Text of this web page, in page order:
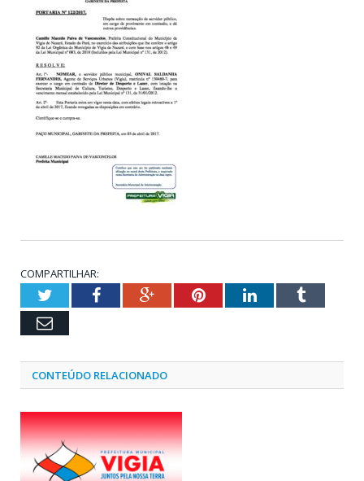
COMPARTILHAR:
TwitterFacebookGoogle+PinterestLinkedInTumblr
Email
CONTEÚDO RELACIONADO